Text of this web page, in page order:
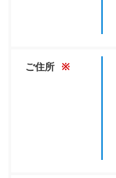
ご住所 ※